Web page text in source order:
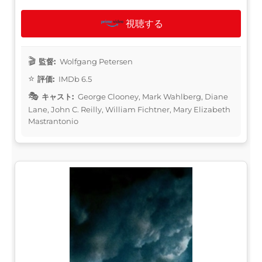
視聴する
監督: Wolfgang Petersen
評価: IMDb 6.5
キャスト: George Clooney, Mark Wahlberg, Diane
Lane, John C. Reilly, William Fichtner, Mary Elizabeth
Mastrantonio